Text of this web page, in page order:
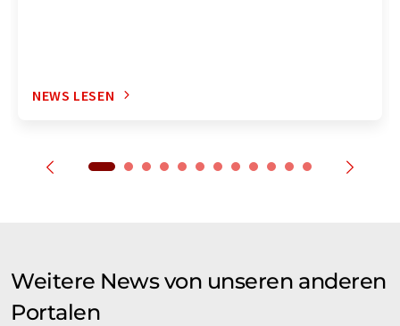
NEWS LESEN
Weitere News von unseren anderen
Portalen